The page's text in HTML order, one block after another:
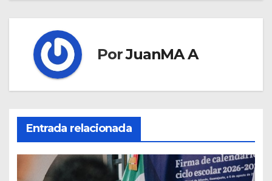
PorJuanMA A
Entrada relacionada